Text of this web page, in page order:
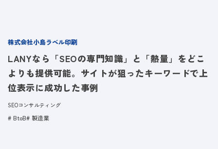
株式会社小島ラベル印刷
LANYなら「SEOの専門知識」と「熱量」をどこ
よりも提供可能。サイトが狙ったキーワードで上
位表示に成功した事例
SEOコンサルティング
BtoB 製造業